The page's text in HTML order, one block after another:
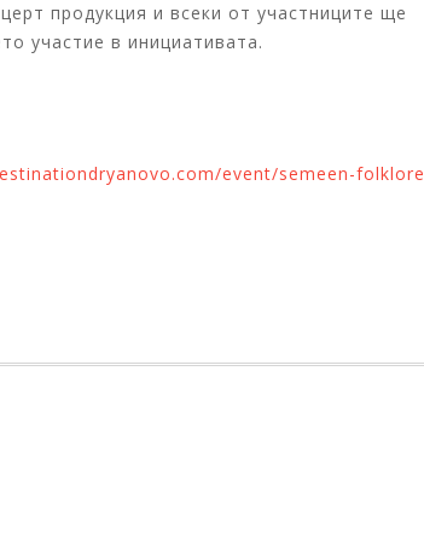
продукция и всеки от участниците ще
участие в инициативата.
event/semeen-